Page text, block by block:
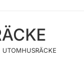
UTOMHUSRÄCKE